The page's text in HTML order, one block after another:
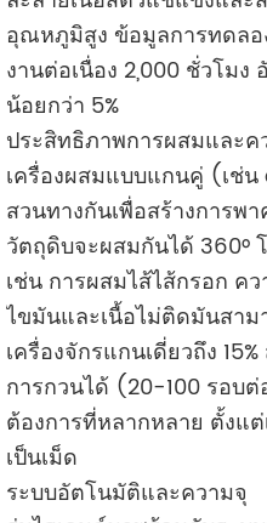
อุณหภูมิสูง ข้อมูลการทดลอ
งานต่อเนื่อง 2,000 ชั่วโม
น้อยกว่า 5%
ประสิทธิภาพการผสมและค
เครื่องผสมแบบแกนคู่ (เช่
สวนทางกันเพื่อสร้างการพ
วัตถุดิบจะผสมกันได้ 360°
เช่น การผสมไส้ไส้กรอก ค
ไขมันและเนื้อไม่ติดมันสาม
เครื่องจักรแกนเดี่ยวถึง
การกวนได้ (20-100 รอบ
ต้องการที่หลากหลาย ตั้งแ
เป็นเม็ด
ระบบอัตโนมัติและความจุ